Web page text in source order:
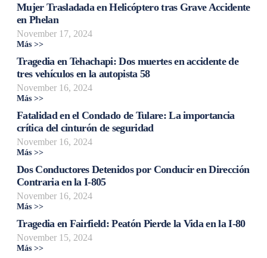
Mujer Trasladada en Helicóptero tras Grave Accidente
en Phelan
November 17, 2024
Más >>
Tragedia en Tehachapi: Dos muertes en accidente de
tres vehículos en la autopista 58
November 16, 2024
Más >>
Fatalidad en el Condado de Tulare: La importancia
crítica del cinturón de seguridad
November 16, 2024
Más >>
Dos Conductores Detenidos por Conducir en Dirección
Contraria en la I-805
November 16, 2024
Más >>
Tragedia en Fairfield: Peatón Pierde la Vida en la I-80
November 15, 2024
Más >>